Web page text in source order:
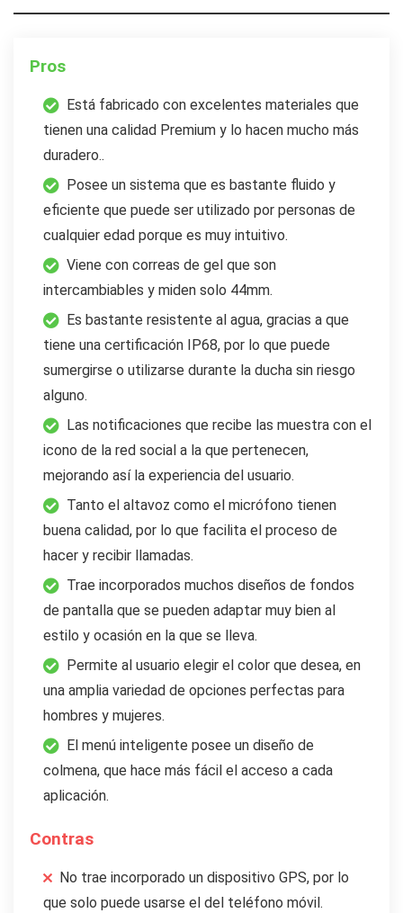
Pros
Está fabricado con excelentes materiales que
tienen una calidad Premium y lo hacen mucho más
duradero..
Posee un sistema que es bastante fluido y
eficiente que puede ser utilizado por personas de
cualquier edad porque es muy intuitivo.
Viene con correas de gel que son
intercambiables y miden solo 44mm.
Es bastante resistente al agua, gracias a que
tiene una certificación IP68, por lo que puede
sumergirse o utilizarse durante la ducha sin riesgo
alguno.
Las notificaciones que recibe las muestra con el
icono de la red social a la que pertenecen,
mejorando así la experiencia del usuario.
Tanto el altavoz como el micrófono tienen
buena calidad, por lo que facilita el proceso de
hacer y recibir llamadas.
Trae incorporados muchos diseños de fondos
de pantalla que se pueden adaptar muy bien al
estilo y ocasión en la que se lleva.
Permite al usuario elegir el color que desea, en
una amplia variedad de opciones perfectas para
hombres y mujeres.
El menú inteligente posee un diseño de
colmena, que hace más fácil el acceso a cada
aplicación.
Contras
No trae incorporado un dispositivo GPS, por lo
que solo puede usarse el del teléfono móvil.